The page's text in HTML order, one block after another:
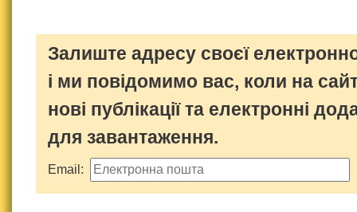
Залиште адресу своєї
і ми повідомимо вас, коли на
нові публікації та електронні
для завантаження.
Email: